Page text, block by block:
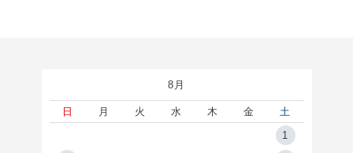
8月
日 月 火 水 木 金
土
1